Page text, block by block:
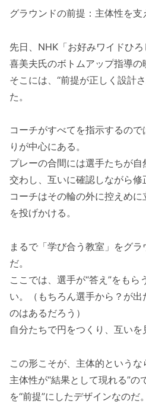
グラウンドの前提：主体性を支
先日、NHK「お好みワイドひ
喜美夫氏のボトムアップ指導の
そこには、“前提が正しく設計
た。
コーチがすべてを指示するの
りが中心にある。
プレーの合間には選手たちが
交わし、互いに確認しながら修
コーチはその輪の外に控えめ
を投げかける。
まるで「学び合う教室」をグ
だ。
ここでは、選手が“答え”をも
い。（もちろん選手から？が
のはあるだろう）
自分たちで円をつくり、互いを
この形こそが、主体的というな
主体性が“結果として現れる”
を“前提”にしたデザインなのだ。